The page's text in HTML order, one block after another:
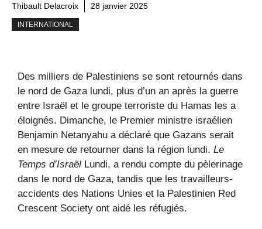
Thibault Delacroix 28 janvier 2025
INTERNATIONAL
Des milliers de Palestiniens se sont retournés dans
le nord de Gaza lundi, plus d’un an après la guerre
entre Israël et le groupe terroriste du Hamas les a
éloignés. Dimanche, le Premier ministre israélien
Benjamin Netanyahu a déclaré que Gazans serait
en mesure de retourner dans la région lundi. Le
Temps d’Israël Lundi, a rendu compte du pèlerinage
dans le nord de Gaza, tandis que les travailleurs-
accidents des Nations Unies et la Palestinien Red
Crescent Society ont aidé les réfugiés.